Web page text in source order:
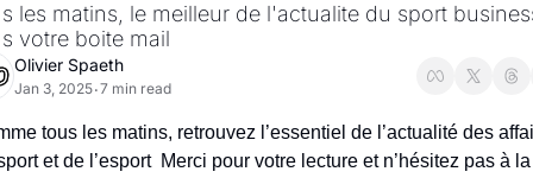
les matins, le meilleur de l'actualite du sport
votre boite mail
Olivier Spaeth
Jan 3, 2025•7 min read
tous les matins, retrouvez l’essentiel de l’actualité des
et de l’esport  Merci pour votre lecture et n’hésitez pas à la